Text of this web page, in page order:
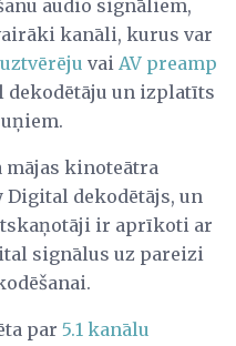
audio signāliem,
kanāli, kurus var
vai AV preamp
dekodētāju un izplatīts
mājas kinoteātra
Digital dekodētājs, un
ir aprīkoti ar
signālus uz pareizi
par 5.1 kanālu